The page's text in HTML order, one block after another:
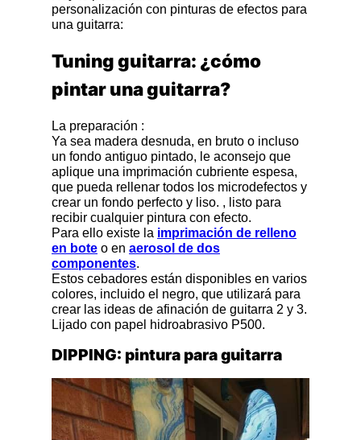
personalización con pinturas de efectos para
una guitarra:
Tuning guitarra: ¿cómo
pintar una guitarra?
La preparación :
Ya sea madera desnuda, en bruto o incluso
un fondo antiguo pintado, le aconsejo que
aplique una imprimación cubriente espesa,
que pueda rellenar todos los microdefectos y
crear un fondo perfecto y liso. , listo para
recibir cualquier pintura con efecto.
Para ello existe la imprimación de relleno
en bote o en aerosol de dos
componentes.
Estos cebadores están disponibles en varios
colores, incluido el negro, que utilizará para
crear las ideas de afinación de guitarra 2 y 3.
Lijado con papel hidroabrasivo P500.
DIPPING: pintura para guitarra